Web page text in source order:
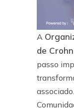
A
de
passo